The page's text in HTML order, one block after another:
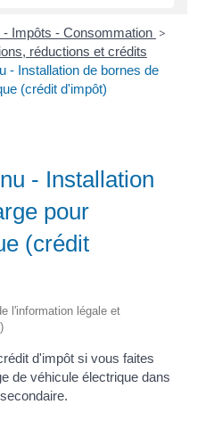
- Impôts - Consommation >
réductions et crédits
- Installation de bornes de
(crédit d'impôt)
- Installation
pour
(crédit
l'information légale et
d'impôt si vous faites
de véhicule électrique dans